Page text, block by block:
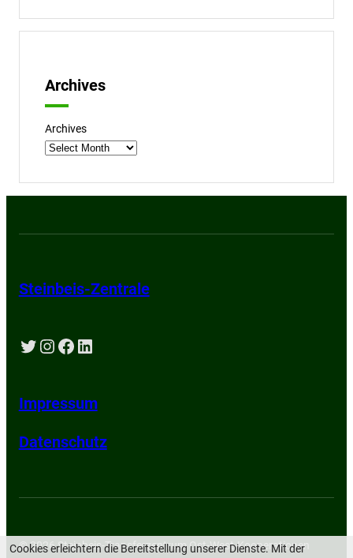
Archives
Archives
Steinbeis-Zentrale
Twitter Instagram Facebook LinkedIn
Impressum
Datenschutz
© 2026 Steinbeis-Transferzentrum Ost-West-Kooperationen
Cookies erleichtern die Bereitstellung unserer Dienste. Mit der